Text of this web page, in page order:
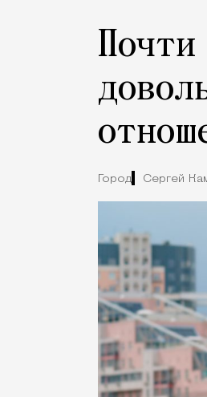
Почти
Город Сергей